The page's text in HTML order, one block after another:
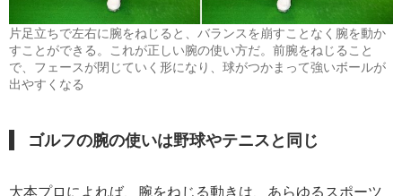
片足立ちで左右に腕をねじると、バランスを崩すことなく腕を動か
すことができる。これが正しい腕の使い方だ。前腕をねじること
で、フェースが閉じていく形になり、球がつかまって強いボールが
出やすくなる
ゴルフの腕の使いは野球やテニスと同じ
大本プロによれば、腕をねじる動きは、あらゆるスポーツ